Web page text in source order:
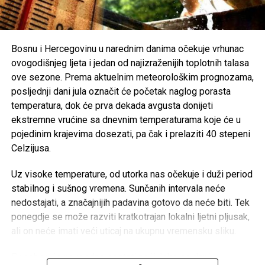
Organizatori Zenica Summer Festa poručili su da je odluka
o otkazivanju donesena iz poštovanja prema nastradalima i
njihovim porodicama, naglašavajući da će prilika za muziku
i zabavu uvijek biti, dok izgubljeni životi ne mogu biti
vraćeni.
Brojni građani podržali su ovu odluku, ističući da u
trenucima kolektivne tuge solidarnost i suosjećanje moraju
biti ispred svih drugih interesa.
Rasprava koja se razvila na društvenim mrežama još
jednom je pokazala koliko je važno njegovati kulturu
empatije, poštovanja i odgovornosti, posebno u trenucima
kada cijela zajednica dijeli bol zbog nenadoknadivog
gubitka.
Bosnu i Hercegovinu u narednim danima očekuje vrhunac
ovogodišnjeg ljeta i jedan od najizraženijih toplotnih talasa
ove sezone. Prema aktuelnim meteorološkim prognozama,
posljednji dani jula označit će početak naglog porasta
temperatura, dok će prva dekada avgusta donijeti
ekstremne vrućine sa dnevnim temperaturama koje će u
pojedinim krajevima dosezati, pa čak i prelaziti 40 stepeni
Celzijusa.
Uz visoke temperature, od utorka nas očekuje i duži period
stabilnog i sušnog vremena. Sunčanih intervala neće
nedostajati, a značajnijih padavina gotovo da neće biti. Tek
ponegdje se može razviti kratkotrajan lokalni ljetni pljusak,
ali on neće imati veći uticaj na ukupnu vremensku sliku.
Posebno će neugodne postati noći. Iako se dani